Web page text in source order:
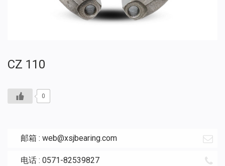
CZ 110
0
邮箱 : web@xsjbearing.com
电话 : 0571-82539827